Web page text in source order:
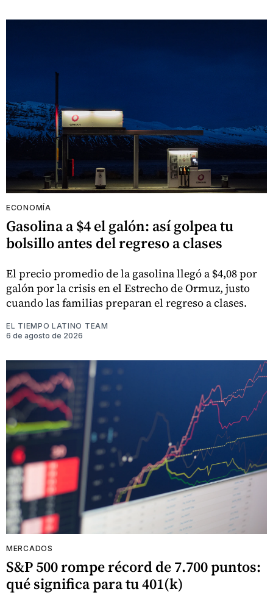
ECONOMÍA
Gasolina a $4 el galón: así golpea tu
bolsillo antes del regreso a clases
El precio promedio de la gasolina llegó a $4,08 por
galón por la crisis en el Estrecho de Ormuz, justo
cuando las familias preparan el regreso a clases.
EL TIEMPO LATINO TEAM
6 de agosto de 2026
MERCADOS
S&P 500 rompe récord de 7.700 puntos:
qué significa para tu 401(k)